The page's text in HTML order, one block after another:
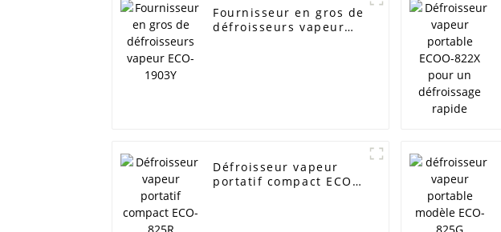
Fournisseur en gros de
défroisseurs vapeur
Défroisseur vapeur
portatif compact ECO-